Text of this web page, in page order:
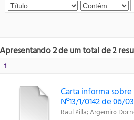
Apresentando 2 de um total de 2
1
Carta informa
Nº13/1/0142 de 06/
Raul Pilla;Argemiro